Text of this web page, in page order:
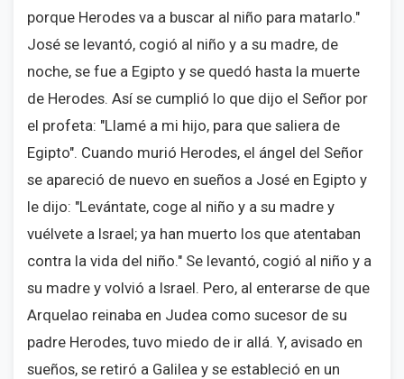
porque Herodes va a buscar al niño para matarlo."
José se levantó, cogió al niño y a su madre, de
noche, se fue a Egipto y se quedó hasta la muerte
de Herodes. Así se cumplió lo que dijo el Señor por
el profeta: "Llamé a mi hijo, para que saliera de
Egipto". Cuando murió Herodes, el ángel del Señor
se apareció de nuevo en sueños a José en Egipto y
le dijo: "Levántate, coge al niño y a su madre y
vuélvete a Israel; ya han muerto los que atentaban
contra la vida del niño." Se levantó, cogió al niño y a
su madre y volvió a Israel. Pero, al enterarse de que
Arquelao reinaba en Judea como sucesor de su
padre Herodes, tuvo miedo de ir allá. Y, avisado en
sueños, se retiró a Galilea y se estableció en un